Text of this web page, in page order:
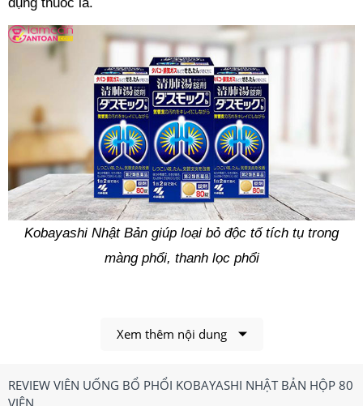
Kobayashi Nhật Bản giúp loại bỏ độc tố tích tụ trong
màng phổi, thanh lọc phổi
Nhật Bản Hộp 80 Viên
Xem thêm nội dung
REVIEW VIÊN UỐNG BỔ PHỔI KOBAYASHI NHẬT BẢN HỘP 80